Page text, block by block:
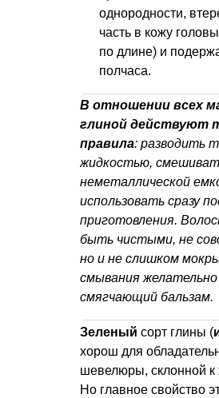
однородности,
часть в кожу
по длине) и
полчаса.
В отношении всех
глиной действуют
правила: разводить
жидкостью,
неметаллической
использовать сразу
приготовления.
быть чистыми, не
но и не слишком
смывания
смягчающий бальзам.
Зеленый сорт глины (
хорош для
шевелюры, склонной к
Но главное свойство